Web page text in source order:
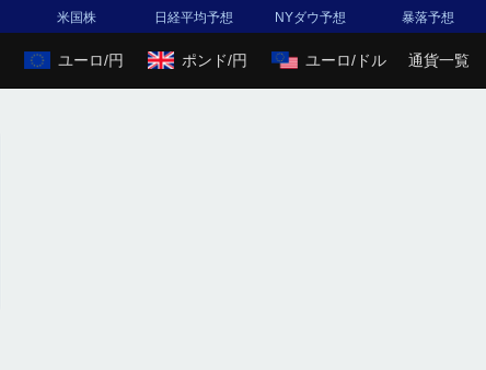
米国株 日経平均予想 NYダウ予想 暴落予想
ユーロ/円 ポンド/円 ユーロ/ドル 通貨一覧